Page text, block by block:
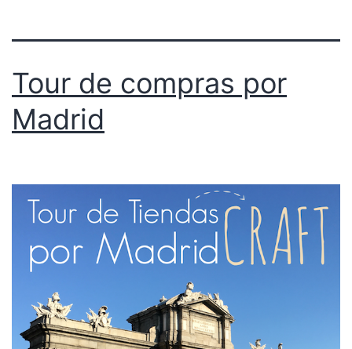
Tour de compras por
Madrid